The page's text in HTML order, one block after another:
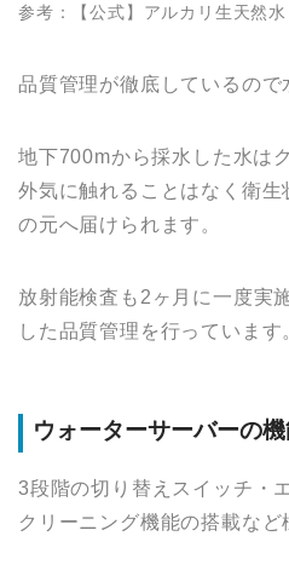
参考：【公式】アルカリ生天然水
品質管理が徹底しているので
地下700mから採水した水は
外気に触れることはなく衛
の元へ届けられます。
放射能検査も2ヶ月に一度実
した品質管理を行っています
ウォーターサーバーの
3段階の切り替えスイッチ・
クリーニング機能の搭載など